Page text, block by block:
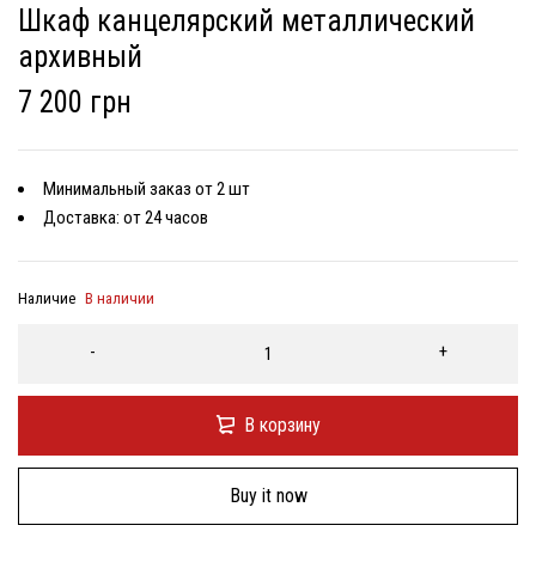
Шкаф канцелярский металлический
архивный
7 200 грн
Минимальный заказ от 2 шт
Доставка: от 24 часов
Наличие В наличии
В корзину
Buy it now